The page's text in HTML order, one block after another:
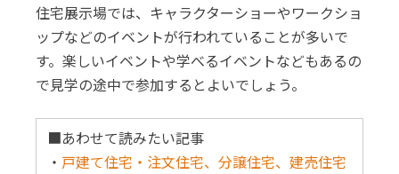
住宅展示場では、キャラクターショーやワークショ
ップなどのイベントが行われていることが多いで
す。楽しいイベントや学べるイベントなどもあるの
で見学の途中で参加するとよいでしょう。
■あわせて読みたい記事
・ 戸建て住宅・注文住宅、分譲住宅、建売住宅